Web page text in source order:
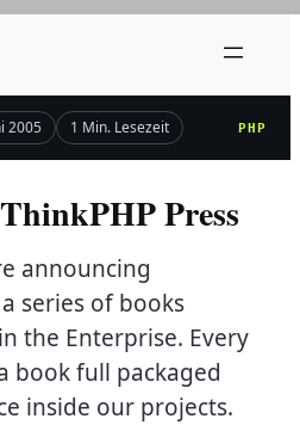
2005 1 Min. Lesezeit PHP
Press
announcing
a series of books
the Enterprise. Every
book full packaged
inside our projects.